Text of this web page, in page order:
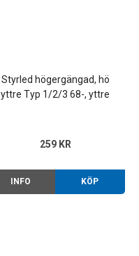
Styrled högergängad, hö
yttre Typ 1/2/3 68-, yttre
259 KR
INFO KÖP